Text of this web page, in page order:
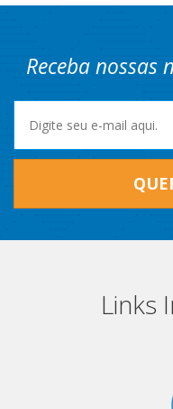
Receba nossas
Links